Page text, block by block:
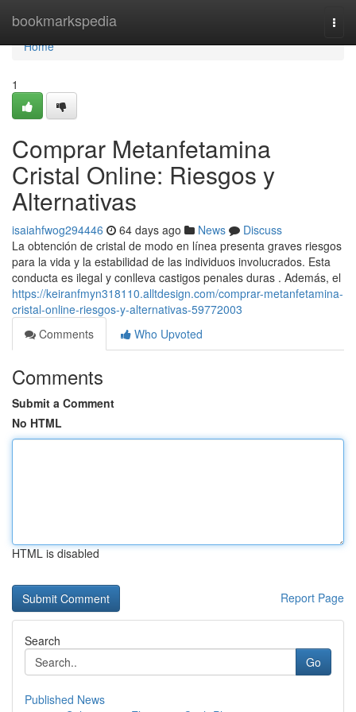
bookmarkspedia
Home
Home
1
Comprar Metanfetamina
Cristal Online: Riesgos y
Alternativas
isaiahfwog294446 64 days ago News
Discuss
La obtención de cristal de modo en línea presenta graves riesgos
para la vida y la estabilidad de las individuos involucrados. Esta
conducta es ilegal y conlleva castigos penales duras . Además, el
https://keiranfmyn318110.alltdesign.com/comprar-metanfetamina-
cristal-online-riesgos-y-alternativas-59772003
Comments
Who Upvoted
Comments
Submit a Comment
No HTML
HTML is disabled
Report Page
Search
Go
Published News